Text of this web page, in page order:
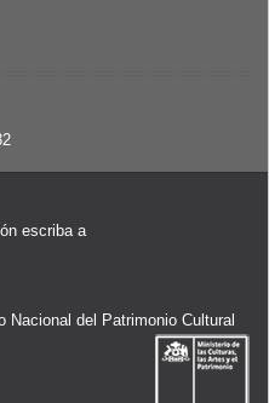
escriba a
Nacional del Patrimonio Cultural